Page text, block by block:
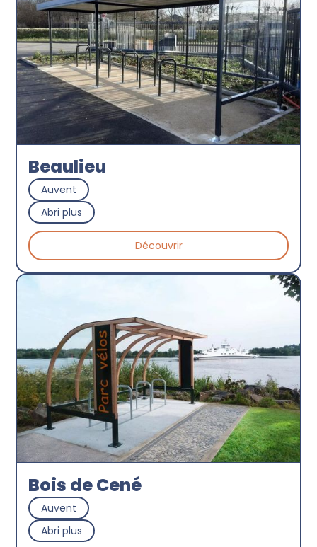
Beaulieu
Auvent
Abri plus
Découvrir
Bois de Cené
Auvent
Abri plus